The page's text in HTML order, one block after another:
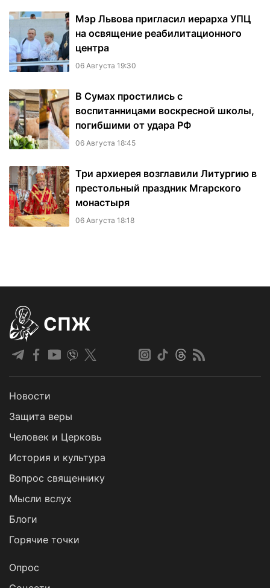
Мэр Львова пригласил иерарха УПЦ
на освящение реабилитационного
центра
06 Августа 19:30
В Сумах простились с
воспитанницами воскресной школы,
погибшими от удара РФ
06 Августа 18:45
Три архиерея возглавили Литургию в
престольный праздник Мгарского
монастыря
06 Августа 18:18
СПЖ
Новости
Защита веры
Человек и Церковь
История и культура
Вопрос священнику
Мысли вслух
Блоги
Горячие точки
Опрос